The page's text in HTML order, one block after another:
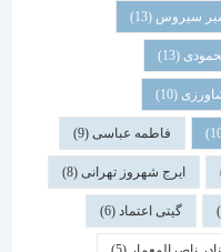
(13)
فاطمه عباسی(9)
شهروز تهرانی(8)
اعتماد(6)